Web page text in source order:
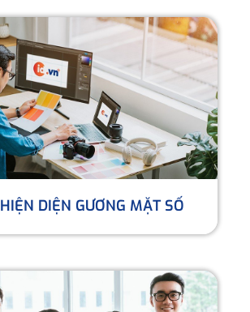
HIỆN DIỆN GƯƠNG MẶT SỐ